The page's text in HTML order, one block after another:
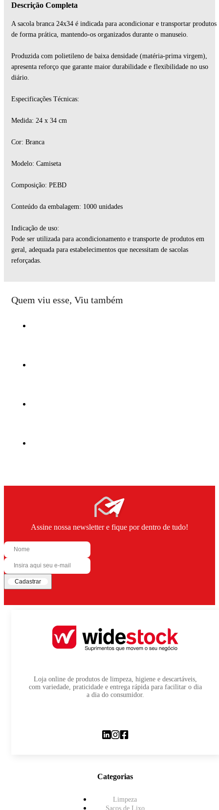
Descrição Completa
A sacola branca 24x34 é indicada para acondicionar e transportar produtos
de forma prática, mantendo-os organizados durante o manuseio.
Produzida com polietileno de baixa densidade (matéria-prima virgem),
apresenta reforço que garante maior durabilidade e flexibilidade no uso
diário.
Especificações Técnicas:
Medida: 24 x 34 cm
Cor: Branca
Modelo: Camiseta
Composição: PEBD
Conteúdo da embalagem: 1000 unidades
Indicação de uso:
Pode ser utilizada para acondicionamento e transporte de produtos em
geral, adequada para estabelecimentos que necessitam de sacolas
reforçadas.
Quem viu esse, Viu também
Assine nossa newsletter e fique por dentro de tudo!
Cadastrar
Loja online de produtos de limpeza, higiene e descartáveis,
com variedade, praticidade e entrega rápida para facilitar o dia
a dia do consumidor.
Categorias
Limpeza
Sacos de Lixo